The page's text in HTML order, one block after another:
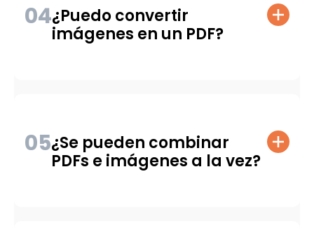
04¿Puedo convertir
imágenes en un PDF?
05¿Se pueden combinar
PDFs e imágenes a la vez?